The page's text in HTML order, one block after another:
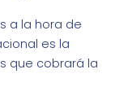
a la hora de
es la
que cobrará la